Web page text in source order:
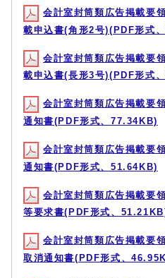
会計室封筒類広告掲載要
載申込書(角形2号)(PDF形式
会計室封筒類広告掲載要
載申込書(長形3号)(PDF形式
会計室封筒類広告掲載要
通知書(PDF形式、77.34KB)
会計室封筒類広告掲載要
通知書(PDF形式、51.64KB)
会計室封筒類広告掲載要
等要求書(PDF形式、
会計室封筒類広告掲載要
取消通知書(PDF形式、